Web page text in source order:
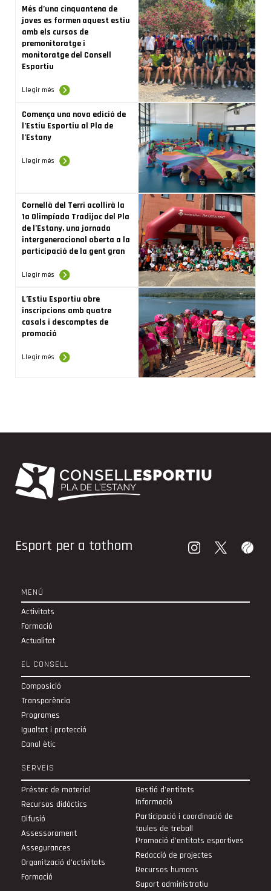
Més d’una cinquantena de
joves es formen aquest estiu
amb els cursos de
premonitoratge i
monitoratge del Consell
Esportiu
Llegir més
Comença una nova edició de
l’Estiu Esportiu al Pla de
l’Estany
Llegir més
Cornellà del Terri acollirà la
1a Olimpíada Tradijoc del Pla
de l’Estany, una jornada
intergeneracional oberta a la
participació de la gent gran
Llegir més
L’Estiu Esportiu obre
inscripcions amb quatre
casals i descomptes de
promoció
Llegir més
Esport per a tothom
MENÚ
Activitats
Formació
Actualitat
EL CONSELL
Composició
Transparència
Programes
Igualtat i protecció
Canal ètic
SERVEIS
Préstec de material
Recursos didàctics
Difusió
Assessorament
Assegurances
Organització d’activitats
Formació
Gestió d'entitats
Informació
Participació i coordinació de
taules de treball
Promoció d'entitats esportives
Redacció de projectes
Recursos humans
Suport administratiu